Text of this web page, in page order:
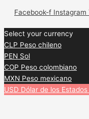
Facebook-f Instagram
Select your currency
CLP Peso chileno
PEN Sol
COP Peso colombiano
MXN Peso mexicano
USD Dólar de los